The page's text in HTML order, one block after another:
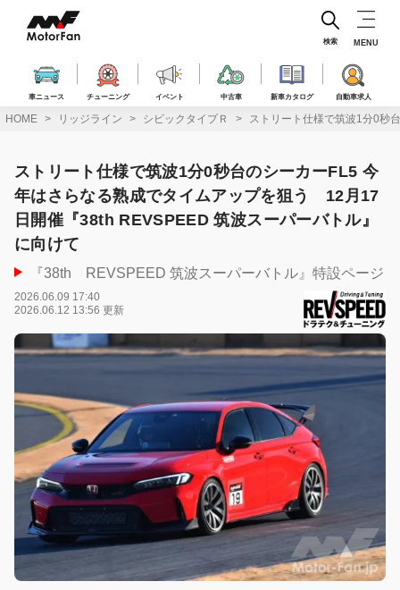
ス
車ニュース チューニング イベント 中古車 新車カタログ 自動車求人
検索 MENU
HOME リッジライン シビックタイプＲ ストリート仕様で筑波1分0秒
ストリート仕様で筑波1分0秒台のシーカーFL5 今
年はさらなる熟成でタイムアップを狙う 12月17
日開催『38th REVSPEED 筑波スーパーバトル』
に向けて
『38th REVSPEED 筑波スーパーバトル』特設ページ
2026.06.09 17:40
2026.06.12 13:56 更新